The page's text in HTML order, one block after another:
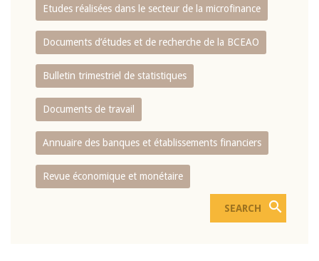
Etudes réalisées dans le secteur de la microfinance
Documents d’études et de recherche de la BCEAO
Bulletin trimestriel de statistiques
Documents de travail
Annuaire des banques et établissements financiers
Revue économique et monétaire